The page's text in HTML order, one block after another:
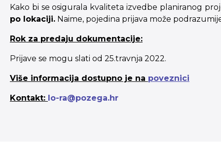
Kako bi se osigurala kvaliteta izvedbe planiranog
po lokaciji. Naime, pojedina prijava može
Rok za predaju dokumentacije:
Prijave se mogu slati od 25.travnja 2022.
Više informacija dostupno je na poveznici
Kontakt: lo-ra@pozega.hr